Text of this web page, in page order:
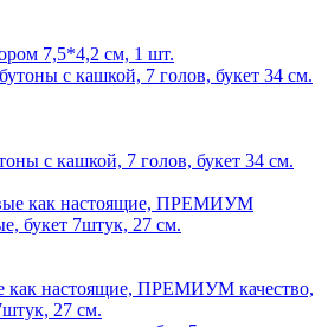
7,5*4,2 см, 1 шт.
с кашкой, 7 голов, букет 34 см.
как настоящие, ПРЕМИУМ качество,
27 см.